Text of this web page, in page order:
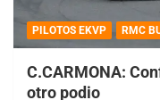
PILOTOS EKVP RMC
C.CARMONA:
otro podio